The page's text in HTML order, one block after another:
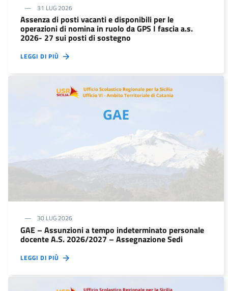
31 LUG 2026
Assenza di posti vacanti e disponibili per le
operazioni di nomina in ruolo da GPS I fascia a.s.
2026- 27 sui posti di sostegno
LEGGI DI PIÙ
30 LUG 2026
GAE – Assunzioni a tempo indeterminato personale
docente A.S. 2026/2027 – Assegnazione Sedi
LEGGI DI PIÙ